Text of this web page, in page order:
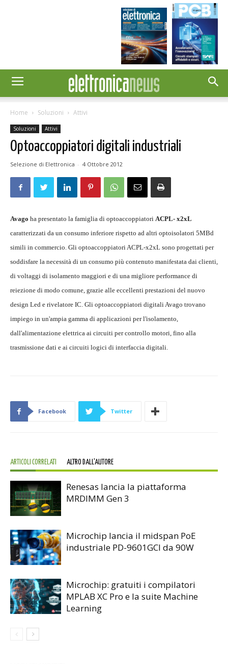
Home Soluzioni Attivi
Soluzioni Attivi
Optoaccoppiatori digitali industriali
Selezione di Elettronica - 4 Ottobre 2012
Avago ha presentato la famiglia di optoaccoppiatori ACPL- x2xL
caratterizzati da un consumo inferiore rispetto ad altri optoisolatori 5MBd
simili in commercio. Gli optoaccoppiatori ACPL-x2xL sono progettati per
soddisfare la necessità di un consumo più contenuto manifestata dai clienti,
di voltaggi di isolamento maggiori e di una migliore performance di
reiezione di modo comune, grazie alle eccellenti prestazioni del nuovo
design Led e rivelatore IC. Gli optoaccoppiatori digitali Avago trovano
impiego in un'ampia gamma di applicazioni per l'isolamento,
dall'alimentazione elettrica ai circuiti per controllo motori, fino alla
trasmissione dati e ai circuiti logici di interfaccia digitali.
Facebook Twitter
ARTICOLI CORRELATI ALTRO DALL'AUTORE
Renesas lancia la piattaforma
MRDIMM Gen 3
Microchip lancia il midspan PoE
industriale PD-9601GCI da 90W
Microchip: gratuiti i compilatori
MPLAB XC Pro e la suite Machine
Learning